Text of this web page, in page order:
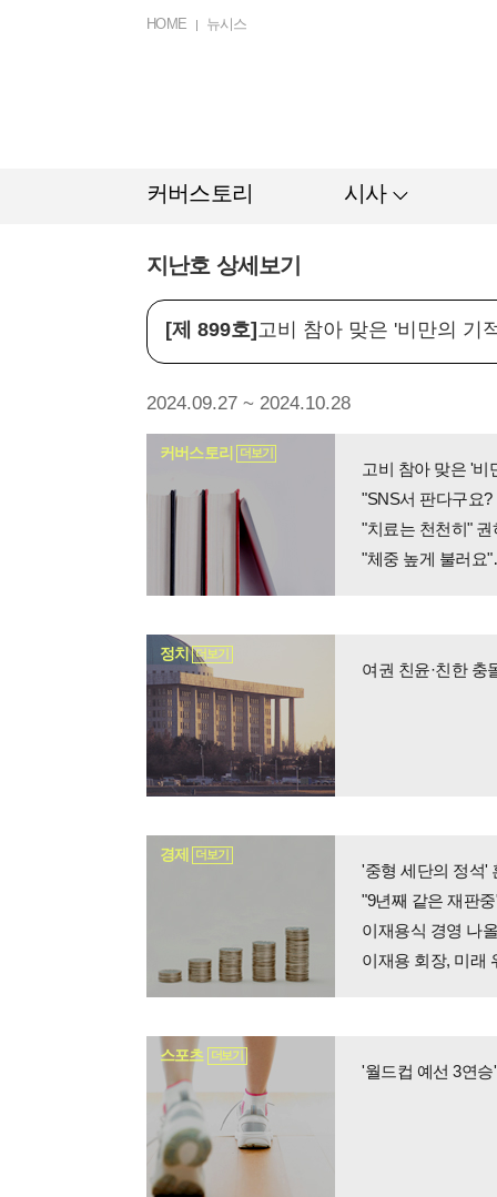
HOME 뉴시스
커버스토리 시사
지난호 상세보기
[제 899호] 고비 참아 맞은 '비만의 기
2024.09.27 ~ 2024.10.28
커버스토리 더보기
고비 참아 맞은 '비
"SNS서 판다구요
"치료는 천천히"
"체중 높게 불러요
정치 더보기
여권 친윤·친한
경제 더보기
'중형 세단의 정석'
"9년째 같은 재판
이재용식 경영 나
이재용 회장, 미래
스포츠 더보기
'월드컵 예선 3연